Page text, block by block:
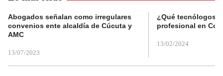
Abogados señalan como irregulares
convenios ente alcaldía de Cúcuta y
AMC
13/07/2023
¿Qué tecnólogos
profesional en
13/02/2024